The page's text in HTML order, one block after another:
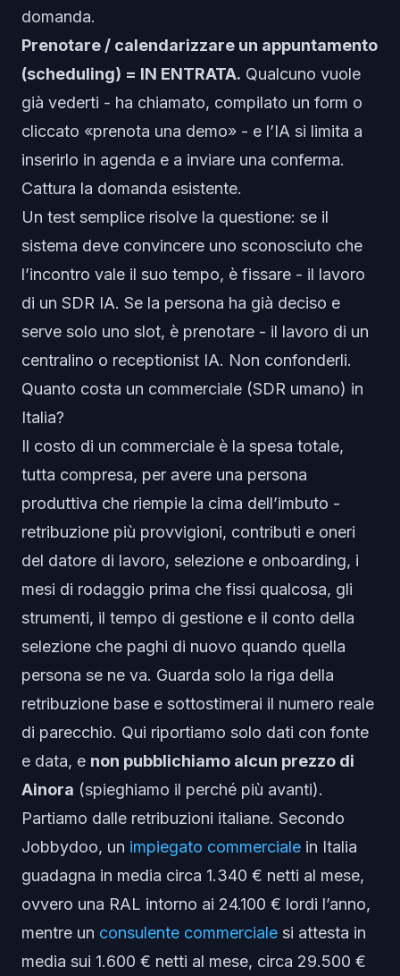
domanda.
Prenotare / calendarizzare un appuntamento
(scheduling) = IN ENTRATA. Qualcuno vuole
già vederti - ha chiamato, compilato un form o
cliccato «prenota una demo» - e l’IA si limita a
inserirlo in agenda e a inviare una conferma.
Cattura la domanda esistente.
Un test semplice risolve la questione: se il
sistema deve convincere uno sconosciuto che
l’incontro vale il suo tempo, è fissare - il lavoro
di un SDR IA. Se la persona ha già deciso e
serve solo uno slot, è prenotare - il lavoro di un
centralino o receptionist IA. Non confonderli.
Quanto costa un commerciale (SDR umano) in
Italia?
Il costo di un commerciale è la spesa totale,
tutta compresa, per avere una persona
produttiva che riempie la cima dell’imbuto -
retribuzione più provvigioni, contributi e oneri
del datore di lavoro, selezione e onboarding, i
mesi di rodaggio prima che fissi qualcosa, gli
strumenti, il tempo di gestione e il conto della
selezione che paghi di nuovo quando quella
persona se ne va. Guarda solo la riga della
retribuzione base e sottostimerai il numero reale
di parecchio. Qui riportiamo solo dati con fonte
e data, e non pubblichiamo alcun prezzo di
Ainora (spieghiamo il perché più avanti).
Partiamo dalle retribuzioni italiane. Secondo
Jobbydoo, un impiegato commerciale in Italia
guadagna in media circa 1.340 € netti al mese,
ovvero una RAL intorno ai 24.100 € lordi l’anno,
mentre un consulente commerciale si attesta in
media sui 1.600 € netti al mese, circa 29.500 €